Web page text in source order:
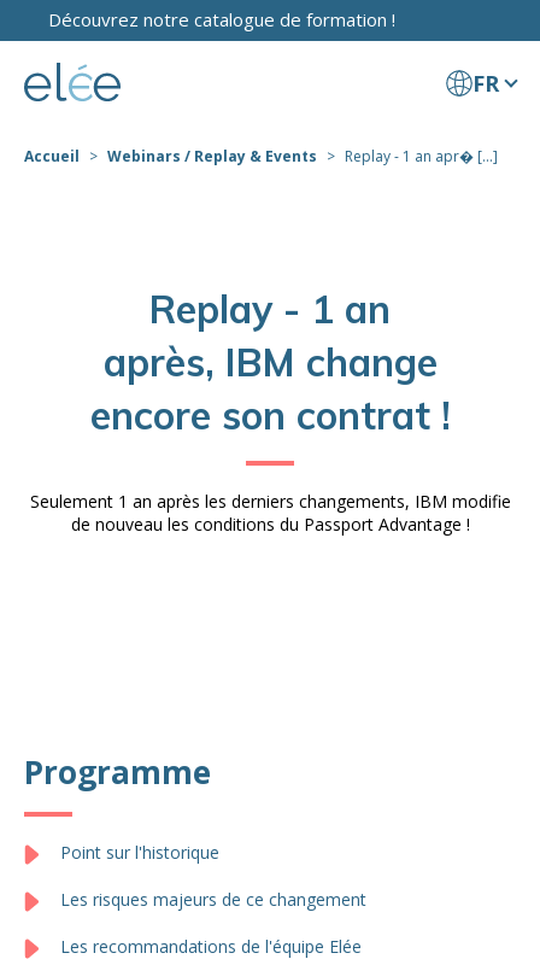
Découvrez notre catalogue de formation !
FR
Accueil Webinars / Replay & Events Replay - 1 an apr� [...]
Replay - 1 an
après, IBM change
encore son contrat !
Seulement 1 an après les derniers changements, IBM modifie
de nouveau les conditions du Passport Advantage !
Programme
Point sur l'historique
Les risques majeurs de ce changement
Les recommandations de l'équipe Elée